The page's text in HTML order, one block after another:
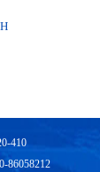
410
86058212